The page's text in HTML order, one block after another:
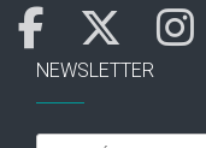
NEWSLETTER